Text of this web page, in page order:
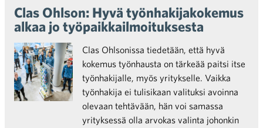
Clas Ohlson: Hyvä työnhakijakokemus
alkaa jo työpaikkailmoituksesta
Clas Ohlsonissa tiedetään, että hyvä
kokemus työnhausta on tärkeää paitsi itse
työnhakijalle, myös yritykselle. Vaikka
työnhakija ei tulisikaan valituksi avoinna
olevaan tehtävään, hän voi samassa
yrityksessä olla arvokas valinta johonkin